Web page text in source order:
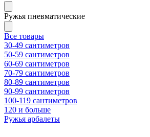
Ружья пневматические
Все товары
30-49 сантиметров
50-59 сантиметров
60-69 сантиметров
70-79 сантиметров
80-89 сантиметров
90-99 сантиметров
100-119 сантиметров
120 и больше
Ружья арбалеты